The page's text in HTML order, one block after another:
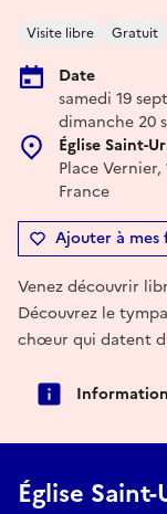
Visite libre Gratuit
Date
samedi 19
dimanche 20
Église Saint-
Place
France
Ajouter à mes
Venez découvrir
Découvrez le
chœur qui datent
Église